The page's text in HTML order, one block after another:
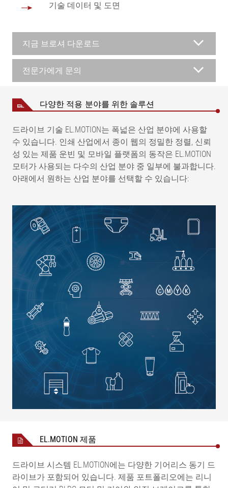
기술 데이터 및 도면
지금 브로셔 다운로드
전문가에게 문의
다양한 적용 분야를 위한 솔루션
드라이브 기술 EL.MOTION는 폭넓은 산업 분야에 사용할
수 있습니다. 인쇄 산업에서 종이 웹의 정밀한 정렬, 신뢰
성 있는 제품 운빈 및 모바일 플랫폼의 동작은 EL.MOTION
모터가 사용되는 다수의 산업 분야 중 일부에 불과합니다.
아래에서 원하는 산업 분야를 선택할 수 있습니다:
EL.MOTION 제품
드라이브 시스템 EL.MOTION에는 다양한 기어리스 동기 드
라이브가 포함되어 있습니다. 제품 포트폴리오에는 리니